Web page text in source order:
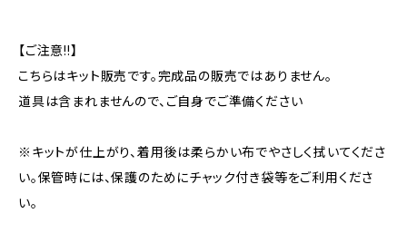
【ご注意!!】
こちらはキット販売です。完成品の販売ではありません。
道具は含まれませんので、ご自身でご準備ください
※キットが仕上がり、着用後は柔らかい布でやさしく拭いてくださ
い。保管時には、保護のためにチャック付き袋等をご利用くださ
い。